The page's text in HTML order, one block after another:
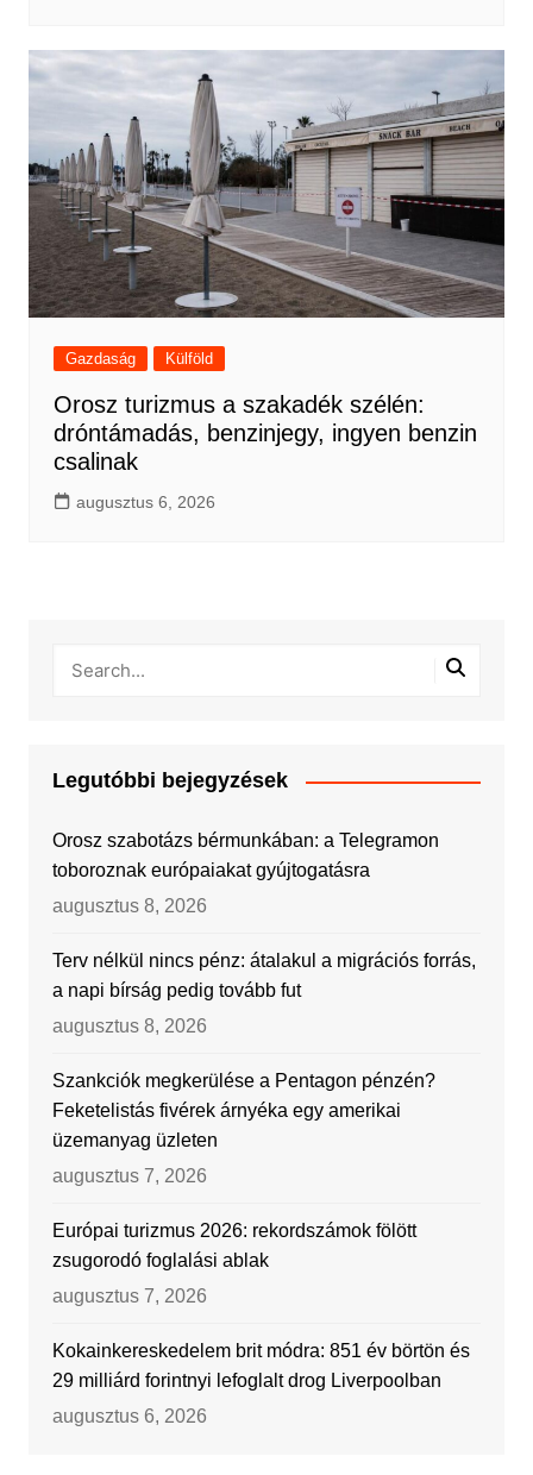
Gazdaság Külföld
Orosz turizmus a szakadék szélén:
dróntámadás, benzinjegy, ingyen benzin
csalinak
augusztus 6, 2026
Legutóbbi bejegyzések
Orosz szabotázs bérmunkában: a Telegramon
toboroznak európaiakat gyújtogatásra
augusztus 8, 2026
Terv nélkül nincs pénz: átalakul a migrációs forrás,
a napi bírság pedig tovább fut
augusztus 8, 2026
Szankciók megkerülése a Pentagon pénzén?
Feketelistás fivérek árnyéka egy amerikai
üzemanyag üzleten
augusztus 7, 2026
Európai turizmus 2026: rekordszámok fölött
zsugorodó foglalási ablak
augusztus 7, 2026
Kokainkereskedelem brit módra: 851 év börtön és
29 milliárd forintnyi lefoglalt drog Liverpoolban
augusztus 6, 2026